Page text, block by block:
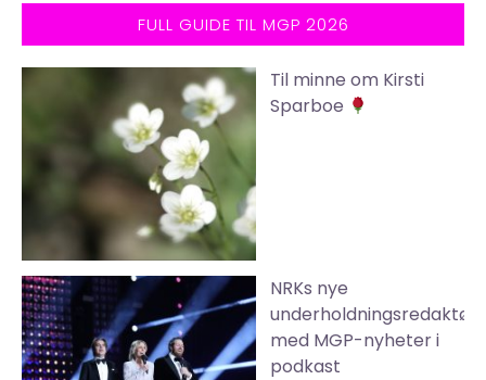
FULL GUIDE TIL MGP 2026
Til minne om Kirsti
Sparboe
NRKs nye
underholdningsredaktør
med MGP-nyheter i
podkast